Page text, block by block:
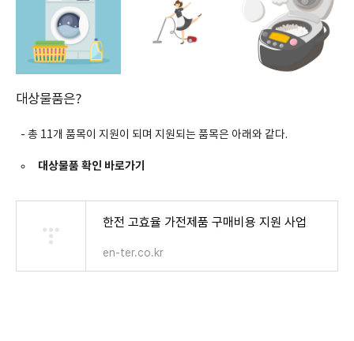
대상물품은?
- 총 11개 품목이 지원이 되며 지원되는 품목은 아래와 같다.
대상물품 확인 바로가기
한전 고효율 가전제품 구매비용 지원 사업
en-ter.co.kr